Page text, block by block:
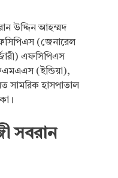
সবরান